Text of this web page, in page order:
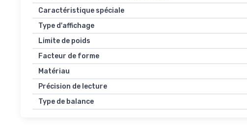
Caractéristique spéciale
Type d'affichage
Limite de poids
Facteur de forme
Matériau
Précision de lecture
Type de balance